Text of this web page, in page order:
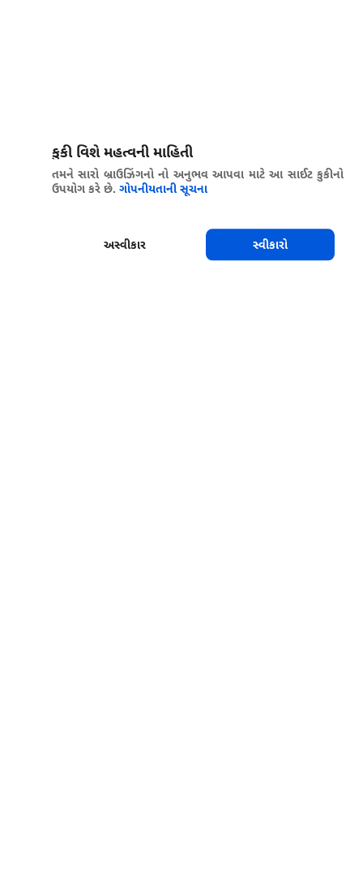
કુકી વિશે મહત્વની માહિતી
તમને સારો બ્રાઉઝિંગનો નો અનુભવ આપવા માટે આ સાઈટ કુકીનો
ઉપયોગ કરે છે. ગોપનીયતાની સૂચના
અસ્વીકાર સ્વીકારો